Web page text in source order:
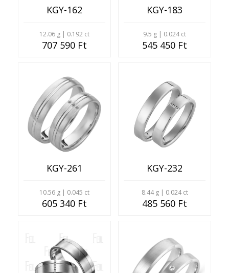
KGY-162
12.06 g | 0.192 ct
707 590 Ft
KGY-183
9.5 g | 0.024 ct
545 450 Ft
KGY-261
10.56 g | 0.045 ct
605 340 Ft
KGY-232
8.44 g | 0.024 ct
485 560 Ft